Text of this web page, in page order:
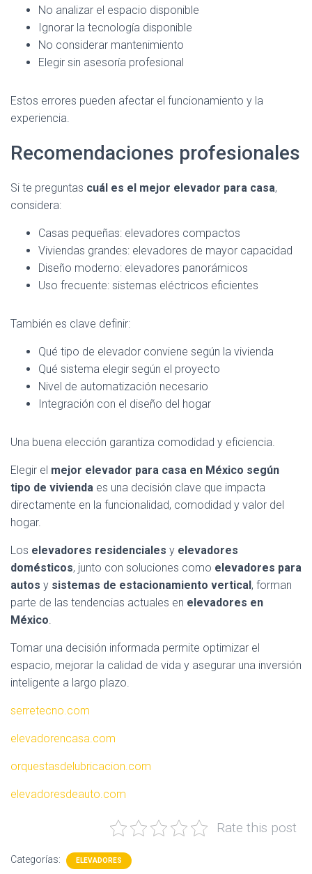
No analizar el espacio disponible
Ignorar la tecnología disponible
No considerar mantenimiento
Elegir sin asesoría profesional
Estos errores pueden afectar el funcionamiento y la
experiencia.
Recomendaciones profesionales
Si te preguntas cuál es el mejor elevador para casa,
considera:
Casas pequeñas: elevadores compactos
Viviendas grandes: elevadores de mayor capacidad
Diseño moderno: elevadores panorámicos
Uso frecuente: sistemas eléctricos eficientes
También es clave definir:
Qué tipo de elevador conviene según la vivienda
Qué sistema elegir según el proyecto
Nivel de automatización necesario
Integración con el diseño del hogar
Una buena elección garantiza comodidad y eficiencia.
Elegir el mejor elevador para casa en México según
tipo de vivienda es una decisión clave que impacta
directamente en la funcionalidad, comodidad y valor del
hogar.
Los elevadores residenciales y elevadores
domésticos, junto con soluciones como elevadores para
autos y sistemas de estacionamiento vertical, forman
parte de las tendencias actuales en elevadores en
México.
Tomar una decisión informada permite optimizar el
espacio, mejorar la calidad de vida y asegurar una inversión
inteligente a largo plazo.
serretecno.com
elevadorencasa.com
orquestasdelubricacion.com
elevadoresdeauto.com
Rate this post
Categorías: ELEVADORES